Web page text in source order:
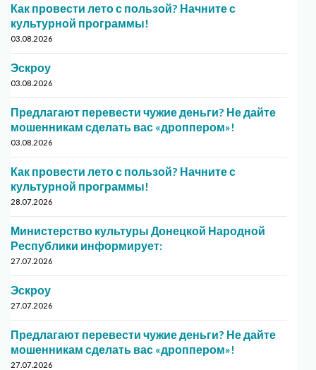
Как провести лето с пользой? Начните с
культурной программы!
03.08.2026
Эскроу
03.08.2026
Предлагают перевести чужие деньги? Не дайте
мошенникам сделать вас «дроппером»!
03.08.2026
Как провести лето с пользой? Начните с
культурной программы!
28.07.2026
Министерство культуры Донецкой Народной
Республики информирует:
27.07.2026
Эскроу
27.07.2026
Предлагают перевести чужие деньги? Не дайте
мошенникам сделать вас «дроппером»!
27.07.2026